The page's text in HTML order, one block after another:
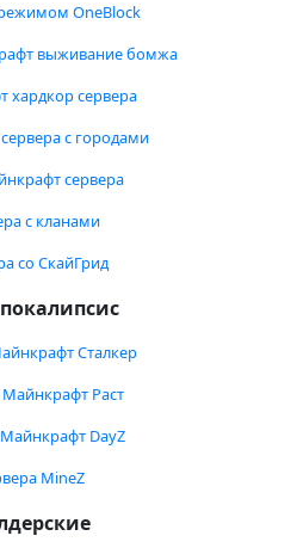
OneBlock
выживание бомжа
хардкор сервера
с городами
сервера
с кланами
со СкайГрид
Сталкер
Раст
DayZ
MineZ